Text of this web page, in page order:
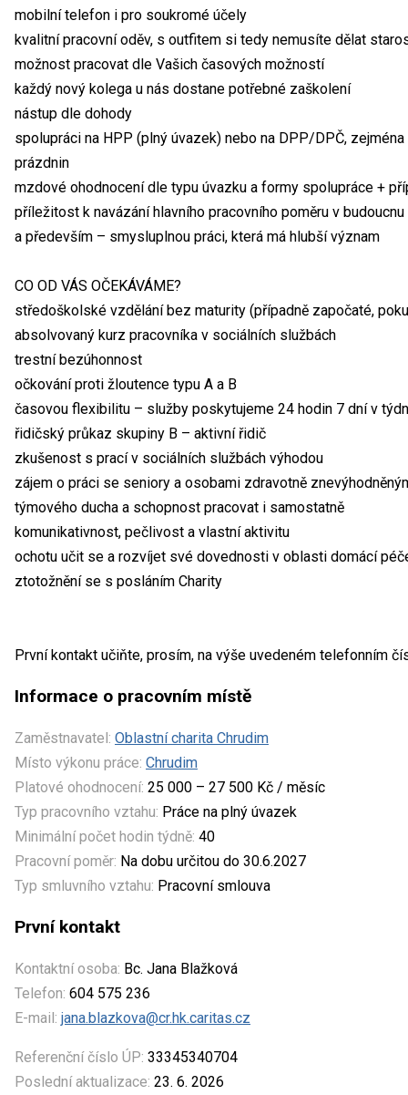
mobilní telefon i pro soukromé účely
kvalitní pracovní oděv, s outfitem si tedy nemusíte dělat
možnost pracovat dle Vašich časových možností
každý nový kolega u nás dostane potřebné zaškolení
nástup dle dohody
spolupráci na HPP (plný úvazek) nebo na DPP/DPČ,
prázdnin
mzdové ohodnocení dle typu úvazku a formy spolupráce +
příležitost k navázání hlavního pracovního poměru v budoucnu
a především – smysluplnou práci, která má hlubší význam
CO OD VÁS OČEKÁVÁME?
středoškolské vzdělání bez maturity (případně započaté,
absolvovaný kurz pracovníka v sociálních službách
trestní bezúhonnost
očkování proti žloutence typu A a B
časovou flexibilitu – služby poskytujeme 24 hodin 7 dní v
řidičský průkaz skupiny B – aktivní řidič
zkušenost s prací v sociálních službách výhodou
zájem o práci se seniory a osobami zdravotně
týmového ducha a schopnost pracovat i samostatně
komunikativnost, pečlivost a vlastní aktivitu
ochotu učit se a rozvíjet své dovednosti v oblasti domácí
ztotožnění se s posláním Charity
První kontakt učiňte, prosím, na výše uvedeném telefonním
Informace o pracovním místě
Zaměstnavatel: Oblastní charita Chrudim
Místo výkonu práce: Chrudim
Platové ohodnocení: 25 000 – 27 500 Kč / měsíc
Typ pracovního vztahu: Práce na plný úvazek
Minimální počet hodin týdně: 40
Pracovní poměr: Na dobu určitou do 30.6.2027
Typ smluvního vztahu: Pracovní smlouva
První kontakt
Kontaktní osoba: Bc. Jana Blažková
Telefon: 604 575 236
E-mail: jana.blazkova@cr.hk.caritas.cz
Referenční číslo ÚP: 33345340704
Poslední aktualizace: 23. 6. 2026